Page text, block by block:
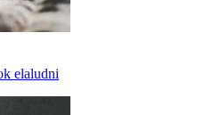
elaludni